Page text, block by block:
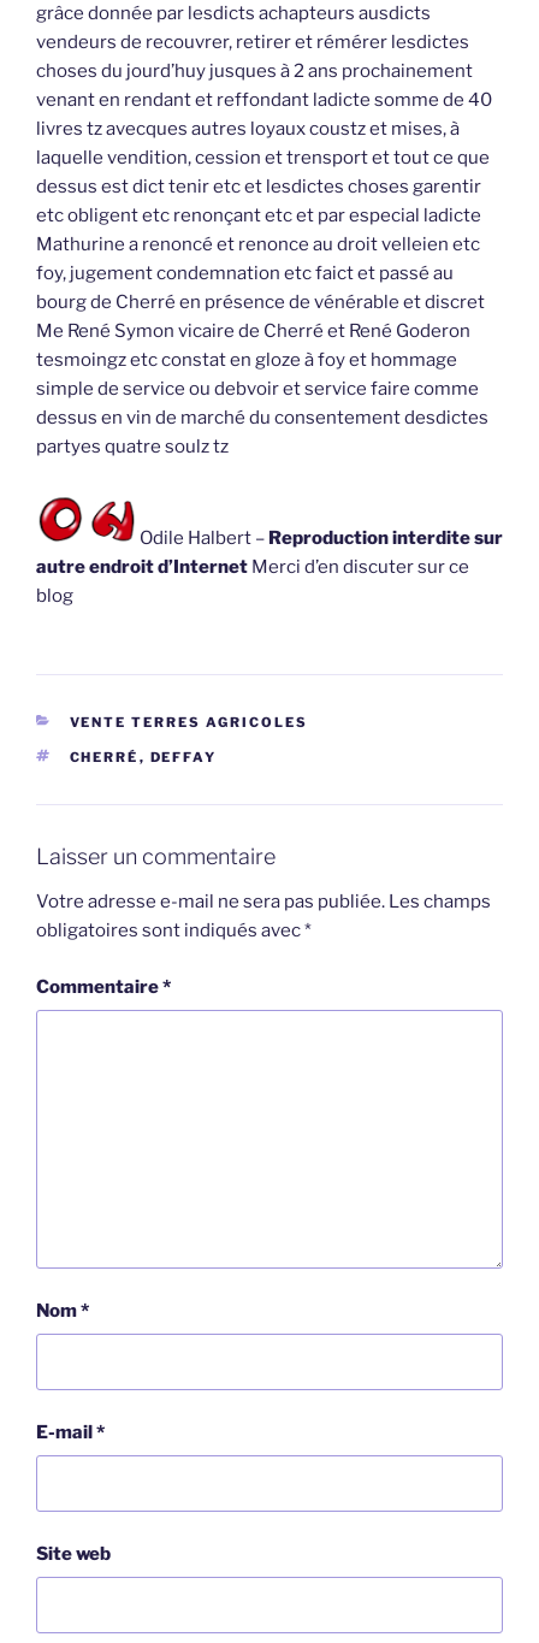
grâce donnée par lesdicts achapteurs ausdicts
vendeurs de recouvrer, retirer et rémérer lesdictes
choses du jourd’huy jusques à 2 ans prochainement
venant en rendant et reffondant ladicte somme de 40
livres tz avecques autres loyaux coustz et mises, à
laquelle vendition, cession et trensport et tout ce que
dessus est dict tenir etc et lesdictes choses garentir
etc obligent etc renonçant etc et par especial ladicte
Mathurine a renoncé et renonce au droit velleien etc
foy, jugement condemnation etc faict et passé au
bourg de Cherré en présence de vénérable et discret
Me René Symon vicaire de Cherré et René Goderon
tesmoingz etc constat en gloze à foy et hommage
simple de service ou debvoir et service faire comme
dessus en vin de marché du consentement desdictes
partyes quatre soulz tz
Odile Halbert – Reproduction interdite sur
autre endroit d’Internet Merci d’en discuter sur ce
blog
CATÉGORIES
VENTE TERRES AGRICOLES
ÉTIQUETTES
CHERRÉ , DEFFAY
Laisser un commentaire
Votre adresse e-mail ne sera pas publiée. Les champs
obligatoires sont indiqués avec*
Commentaire*
Nom*
E-mail*
Site web